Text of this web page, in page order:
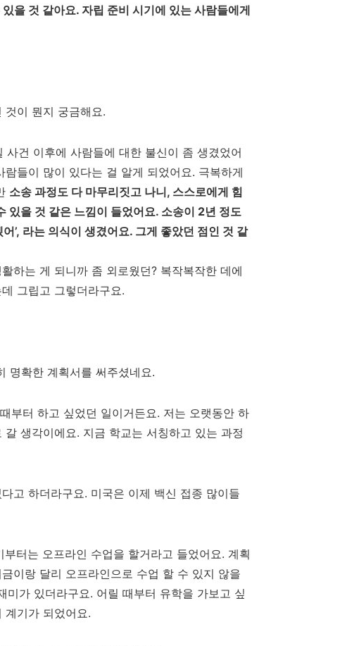
을 것 같아요. 자립 준비 시기에 있는 사람들에게
것이 뭔지 궁금해요.
사건 이후에 사람들에 대한 불신이 좀 생겼었어
들이 많이 있다는 걸 알게 되었어요. 극복하게
소송 과정도 다 마무리짓고 나니, 스스로에게 힘
있을 것 같은 느낌이 들었어요. 소송이 2년 정도
’, 라는 의식이 생겼어요. 그게 좋았던 점인 것 같
하는 게 되니까 좀 외로웠던? 복작복작한 데에
그립고 그렇더라구요.
명확한 계획서를 써주셨네요.
부터 하고 싶었던 일이거든요. 저는 오랫동안 하
갈 생각이에요. 지금 학교는 서칭하고 있는 과정
고 하더라구요. 미국은 이제 백신 접종 많이들
터는 오프라인 수업을 할거라고 들었어요. 계획
이랑 달리 오프라인으로 수업 할 수 있지 않을
미가 있더라구요. 어릴 때부터 유학을 가보고 싶
계기가 되었어요.